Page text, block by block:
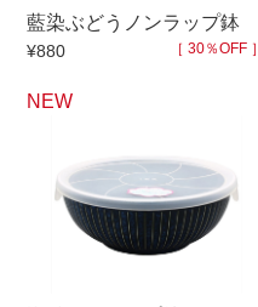
そば千代口
箸・カトラリー
子供食器
藍染ぶどうノンラップ鉢
¥880 ［ 30％OFF ］
NEW